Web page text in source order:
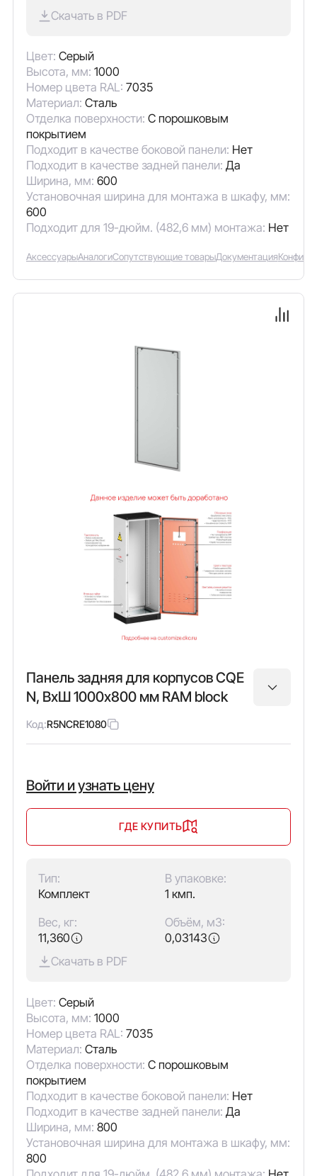
Скачать в PDF
Цвет: Серый
Высота, мм: 1000
Номер цвета RAL: 7035
Материал: Сталь
Отделка поверхности: С порошковым
покрытием
Подходит в качестве боковой панели: Нет
Подходит в качестве задней панели: Да
Ширина, мм: 600
Установочная ширина для монтажа в шкафу, мм:
600
Подходит для 19-дюйм. (482,6 мм) монтажа: Нет
АксессуарыАналогиСопутствующие товарыДокументация
Панель задняя для корпусов CQE
N, ВхШ 1000х800 мм RAM block
Код:R5NCRE1080
Войти и узнать цену
ГДЕ КУПИТЬ
Тип:
Комплект
В упаковке:
1 кмп.
Вес, кг:
11,360
Объём, м3:
0,03143
Скачать в PDF
Цвет: Серый
Высота, мм: 1000
Номер цвета RAL: 7035
Материал: Сталь
Отделка поверхности: С порошковым
покрытием
Подходит в качестве боковой панели: Нет
Подходит в качестве задней панели: Да
Ширина, мм: 800
Установочная ширина для монтажа в шкафу, мм:
800